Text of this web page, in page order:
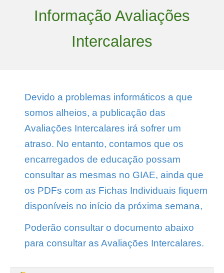
Informação Avaliações
Intercalares
Devido a problemas informáticos a que
somos alheios, a publicação das
Avaliações Intercalares irá sofrer um
atraso. No entanto, contamos que os
encarregados de educação possam
consultar as mesmas no GIAE, ainda que
os PDFs com as Fichas Individuais fiquem
disponíveis no início da próxima semana,
Poderão consultar o documento abaixo
para consultar as Avaliações Intercalares.